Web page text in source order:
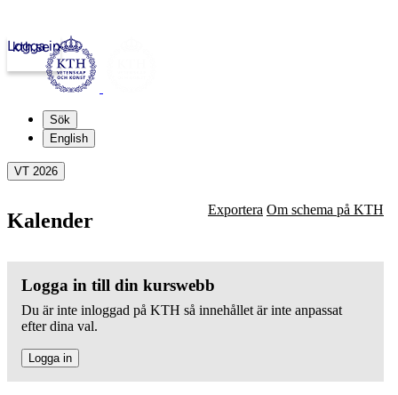
kth.se
Logga in
Sök
English
VT 2026
Kalender Exportera Om schema på KTH
Logga in till din kurswebb
Du är inte inloggad på KTH så innehållet är inte anpassat
efter dina val.
Logga in